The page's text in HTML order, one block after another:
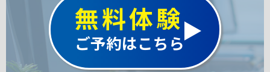
無料体験
ご予約はこちら